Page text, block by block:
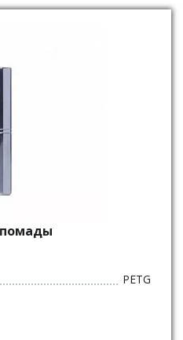
помады
PETG